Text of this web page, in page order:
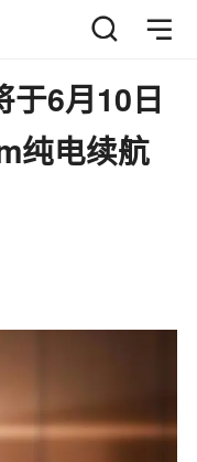
于6月10日
纯电续航